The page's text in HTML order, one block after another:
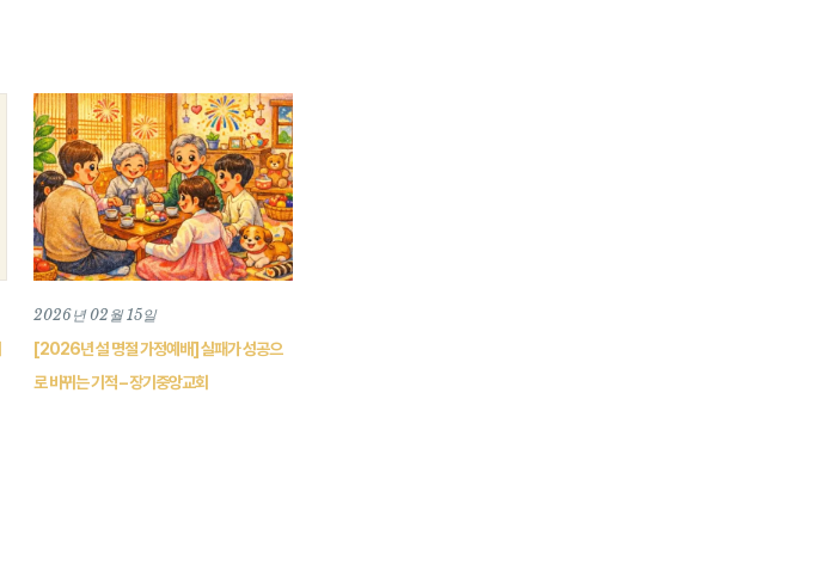
2026년 02월 15일
[2026년 설 명절 가정예배] 실패가 성공으
로 바뀌는 기적 – 장기중앙교회